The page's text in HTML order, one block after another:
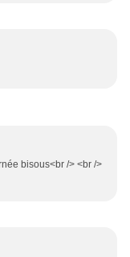
bisous<br /> <br />